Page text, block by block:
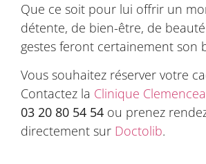
Que ce soit pour lui offrir un
détente, de bien-être, de
gestes feront certainement son
Vous souhaitez réserver votre
Contactez la Clinique
03 20 80 54 54 ou prenez
directement sur Doctolib.